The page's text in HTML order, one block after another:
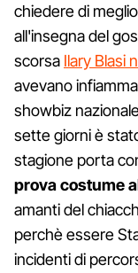
chiedere di
all'insegna del
scorsa Ilary Blasi
avevano
showbiz
sette giorni è
stagione porta
prova costume
amanti del
perchè essere
incidenti di